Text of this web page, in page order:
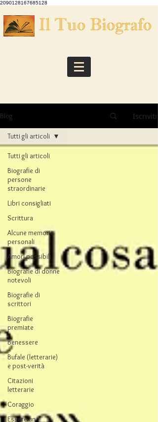
2090128167685128
Blog Iscriviti
Tutti gli articoli
Biografie di
persone
straordinarie
Libri consigliati
Scrittura
Alcune memorie
personali
Amori possibili
Biografie di donne
notevoli
Biografie di
scrittori
Biografie
premiate
Benessere
Bufale (letterarie)
e post-verità
Citazioni
letterarie
Coraggio
Essere un
Tutti gli articoli